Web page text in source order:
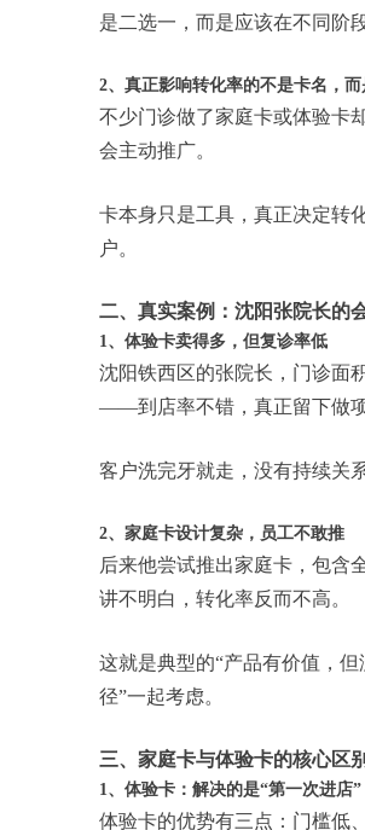
是二选一，而是应该在不同阶
2、真正影响转化率的不是卡名，而
不少门诊做了家庭卡或体验卡
会主动推广。
卡本身只是工具，真正决定转
户。
二、真实案例：沈阳张院长的
1、体验卡卖得多，但复诊率低
沈阳铁西区的张院长，门诊面
——到店率不错，真正留下做项
客户洗完牙就走，没有持续关
2、家庭卡设计复杂，员工不敢推
后来他尝试推出家庭卡，包含
讲不明白，转化率反而不高。
这就是典型的“产品有价值，
径”一起考虑。
三、家庭卡与体验卡的核心区别
1、体验卡：解决的是“第一次进店”
体验卡的优势有三点：门槛低